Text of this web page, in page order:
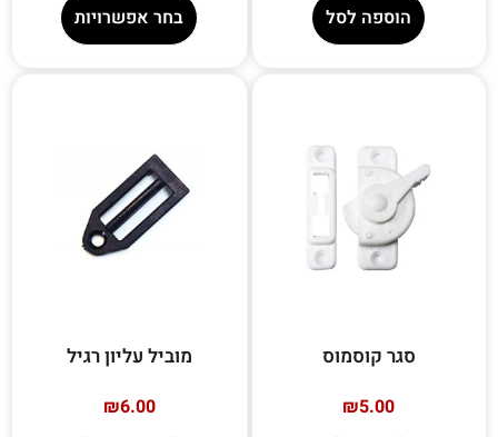
הוספה לסל בחר אפשרויות
סגר קוסמוס
₪5.00
מוביל עליון רגיל
₪6.00